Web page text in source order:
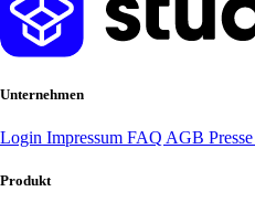
Unternehmen
Login Impressum FAQ AGB Presse
Produkt